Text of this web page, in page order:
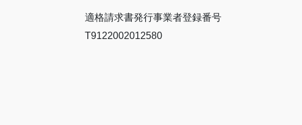
適格請求書発行事業者登録番号
T9122002012580